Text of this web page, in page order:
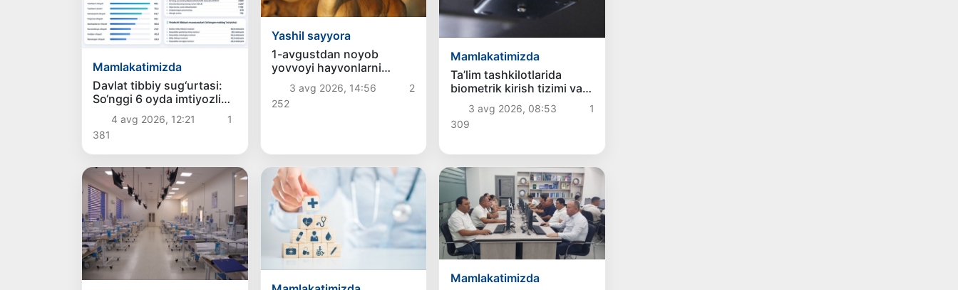
Mamlakatimizda
Davlat tibbiy sug‘urtasi:
So‘nggi 6 oyda imtiyozli
toifadagi bemorlar uchun
qancha mablag‘
yo‘naltirildi?
4 avg 2026, 12:21
1
381
Yashil sayyora
1-avgustdan noyob
yovvoyi hayvonlarni
ovlash taqiqlandi
3 avg 2026, 14:56
2
252
Mamlakatimizda
Ta’lim tashkilotlarida
biometrik kirish tizimi va
“tashvish” tugmalari joriy
etiladi3 avg 2026, 08:53
1
309
Mamlakatimizda